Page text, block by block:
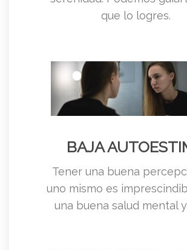
que lo logres.
BAJA
Tener una buena
uno mismo es
una buena salud mental